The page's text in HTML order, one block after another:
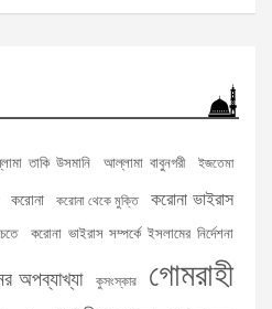
তাকি উসমানি আল্লামা বাবুনগরী ইজতেমা
করোনা করোনা থেকে মুক্তি করোনা ভাইরাস
করোনা ভাইরাস সম্পর্কে ইসলামের নির্দেশনা
অপব্যাখ্যা কুসংস্কার গোমরাহী